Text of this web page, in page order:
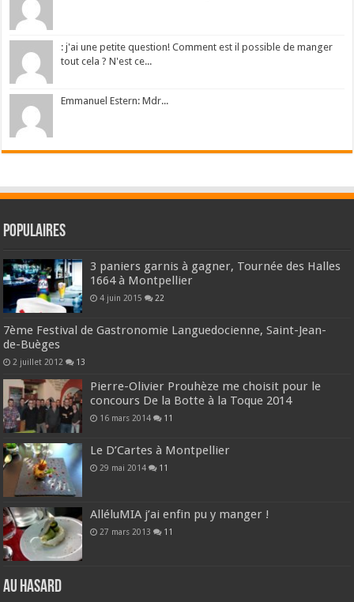
: j'ai une petite question! Comment est il possible de manger
tout cela ? N'est ce...
Emmanuel Estern: Mdr...
Populaires
3 paniers garnis à gagner, Tournée des Halles
1664 à Montpellier
4 juin 2015 22
7ème Festival de Gastronomie Languedocienne, Saint-Jean-
de-Buèges
2 juillet 2012 13
Pierre-Olivier Prouhèze me choisit pour le
concours De la Botte à la Toque 2014
16 mars 2014 11
Le D’Cartes à Montpellier
29 mai 2014 11
AlléluMIA j’ai enfin pu y manger !
27 mars 2013 11
Au hasard